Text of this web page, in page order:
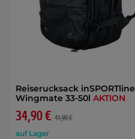
Reiserucksack inSPORTline
Wingmate 33-50l AKTION
34,90 € 41,90 €
auf Lager